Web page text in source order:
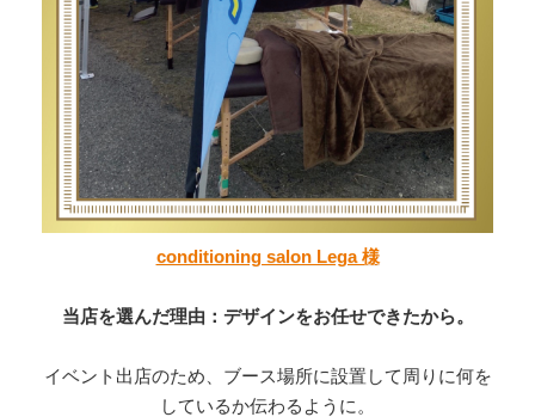
conditioning salon Lega 様
当店を選んだ理由：デザインをお任せできたから。
イベント出店のため、ブース場所に設置して周りに何を
しているか伝わるように。